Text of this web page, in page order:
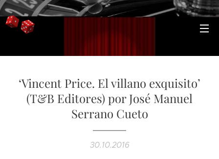
‘Vincent Price. El villano exquisito’
(T&B Editores) por José Manuel
Serrano Cueto
30.10.2016